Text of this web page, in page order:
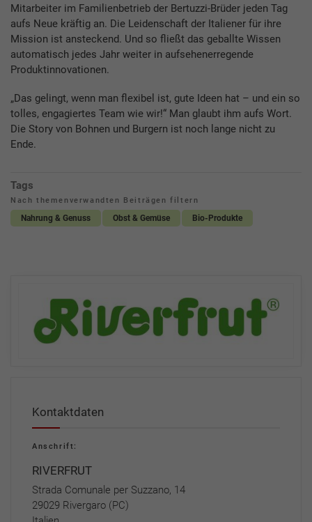
Mitarbeiter im Familienbetrieb der Bertuzzi-Brüder jeden Tag
aufs Neue kräftig an. Die Leidenschaft der Italiener für ihre
Mission ist ansteckend. Und so fließt das geballte Wissen
automatisch jedes Jahr weiter in aufsehenerregende
Produktinnovationen.
„Das gelingt, wenn man flexibel ist, gute Ideen hat – und ein so
tolles, engagiertes Team wie wir!“ Man glaubt ihm aufs Wort.
Die Story von Bohnen und Burgern ist noch lange nicht zu
Ende.
Tags
Nach themenverwandten Beiträgen filtern
Nahrung & Genuss Obst & Gemüse Bio-Produkte
Kontaktdaten
Anschrift:
RIVERFRUT
Strada Comunale per Suzzano, 14
29029 Rivergaro (PC)